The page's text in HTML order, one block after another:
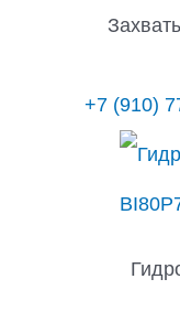
+7 (910)